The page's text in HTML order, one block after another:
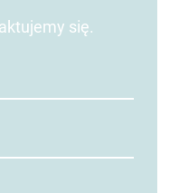
się.